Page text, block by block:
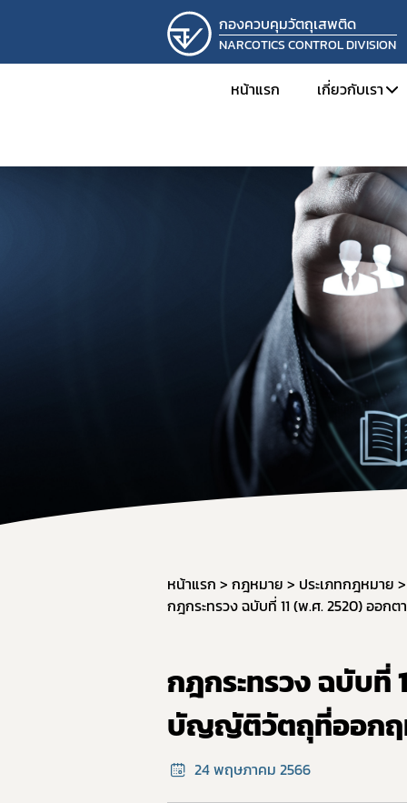
กองควบคุมวัตถุเสพติด
NARCOTICS CONTROL DIVISION
หน้าแรก เกี่ยวกับเรา
ทำเนียบผู้
โครงสร้า
ภารกิจแล
ผลการดำ
การดำเนิ
รางวัลที่ก
ภาพกิจกร
ติดต่อเรา
รับสมัครง
สำหรับเ
จองห้องป
หน้าแรก กฎหมาย ประเภทกฎหมาย
กฎกระทรวง ฉบับที่
บัญญัติวัตถุที่ออกฤท
24 พฤษภาคม 2566